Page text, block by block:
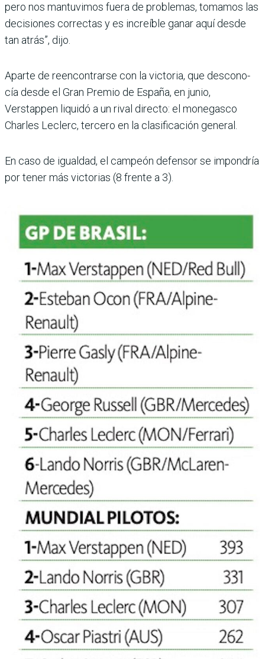
pero nos mantuvimos fuera de problemas, tomamos las
decisiones correctas y es increíble ganar aquí desde
tan atrás”, dijo.
Aparte de reencontrarse con la victoria, que descono­
cía desde el Gran Premio de España, en junio,
Verstappen liquidó a un rival directo: el monegasco
Charles Leclerc, tercero en la clasificación general.
En caso de igualdad, el cam­peón defensor se impondría
por tener más victorias (8 frente a 3).